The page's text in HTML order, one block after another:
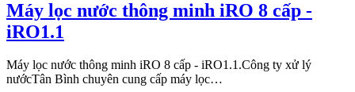
Máy lọc nước thông minh iRO 8 cấp -
iRO1.1
Máy lọc nước thông minh iRO 8 cấp - iRO1.1.Công ty xử lý
nướcTân Bình chuyên cung cấp máy lọc…